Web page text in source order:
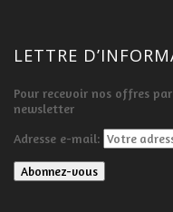
LETTRE
Pour recevoir nos offres
newsletter
Adresse e-mail: